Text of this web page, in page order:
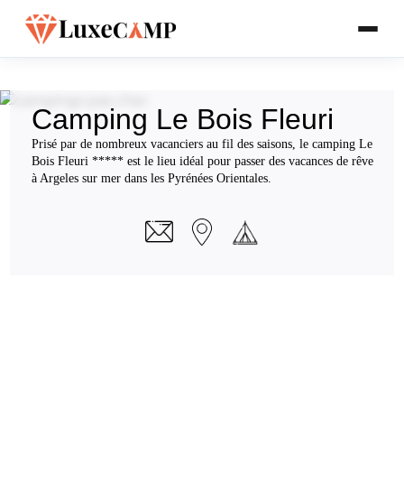
Camping Le Bois Fleuri
Prisé par de nombreux vacanciers au fil des saisons, le camping Le
Bois Fleuri ***** est le lieu idéal pour passer des vacances de rêve
à Argeles sur mer dans les Pyrénées Orientales.